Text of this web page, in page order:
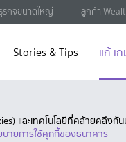
รกิจขนาดใหญ่ ลูกค้า
Stories & Tips แก้ เ
และเทคโนโลยีที่คล้ายคลึง
บายการใช้คุกกี้ของธนาคาร